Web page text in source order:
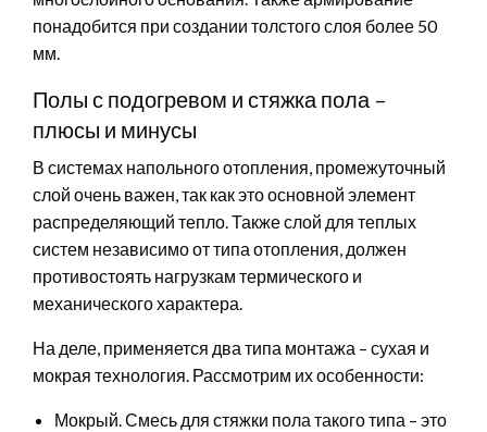
понадобится при создании толстого слоя более 50
мм.
Полы с подогревом и стяжка пола –
плюсы и минусы
В системах напольного отопления, промежуточный
слой очень важен, так как это основной элемент
распределяющий тепло. Также слой для теплых
систем независимо от типа отопления, должен
противостоять нагрузкам термического и
механического характера.
На деле, применяется два типа монтажа – сухая и
мокрая технология. Рассмотрим их особенности:
Мокрый. Смесь для стяжки пола такого типа – это